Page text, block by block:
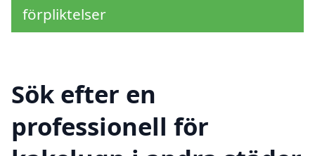
förpliktelser
Sök efter en
professionell för